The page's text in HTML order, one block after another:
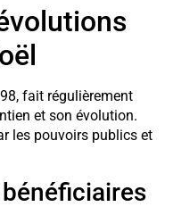
fait régulièrement
et son évolution.
les pouvoirs publics et